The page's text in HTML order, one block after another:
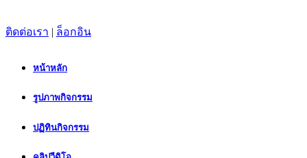
ติดต่อเรา | ล็อกอิน
หน้าหลัก
รูปภาพกิจกรรม
ปฏิทินกิจกรรม